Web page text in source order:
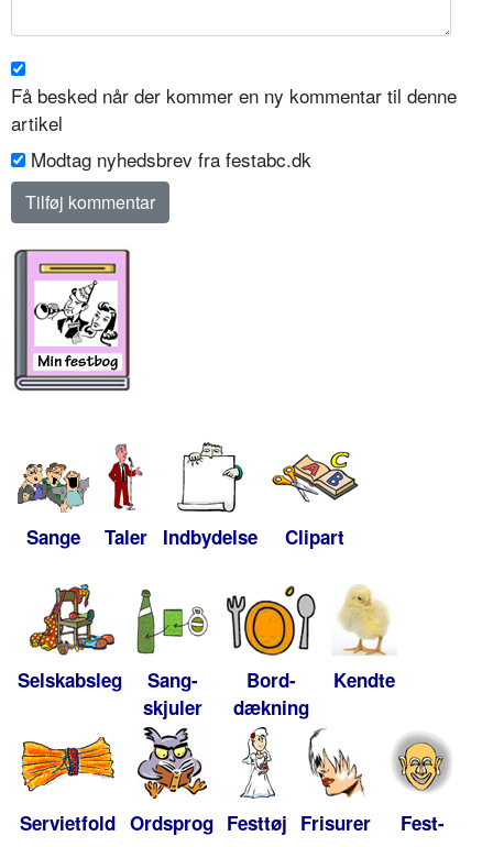
Få besked når der kommer en ny kommentar til denne
artikel
Modtag nyhedsbrev fra festabc.dk
Sange Taler Indbydelse Clipart
Selskabsleg
Sang-
skjuler
Bord-
dækning
Kendte
Servietfold Ordsprog Festtøj Frisurer
Fest-